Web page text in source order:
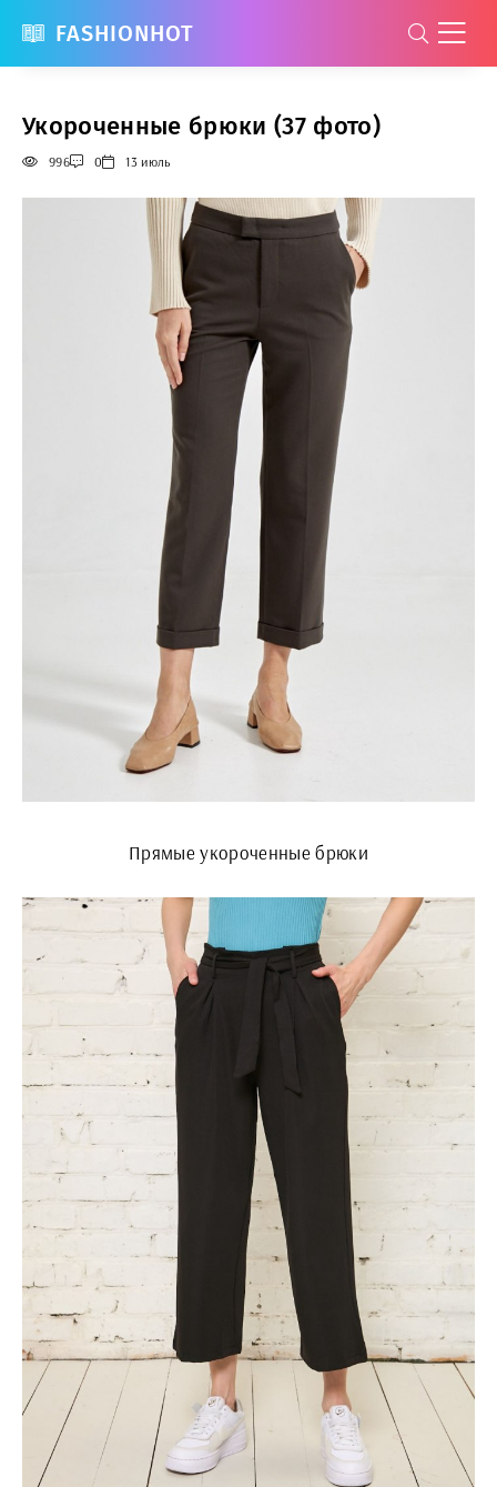
FASHIONHOT
Укороченные брюки (37 фото)
996 0 13 июль
Прямые укороченные брюки